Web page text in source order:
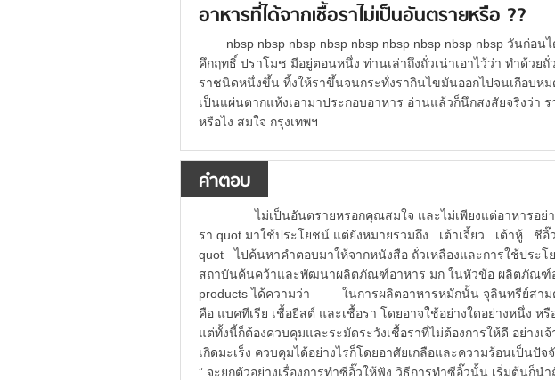
อาหารที่ได้จากเชื้อราไม่เป็นอันตรายหรือ ??
nbsp nbsp nbsp nbsp nbsp nbsp nbsp nbsp nbsp วันก่อ
คึกฤทธิ์ ปราโมช มีอยู่ตอนหนึ่ง ท่านเล่าถึงถั่วเน่าเอาไว้ว่า ทำด้วยถั่
ราชนิดหนึ่งขึ้น ทิ้งให้ราขึ้นจนกระทั่งรากินไขมันออกไปจนเกือบหม
เป็นแผ่นตากแห้งเอามาประกอบอาหาร อ่านแล้วก็นึกสงสัยจริงว่า
หรือไง สมใจ กรุงเทพฯ
คำตอบ
ไม่เป็นอันตรายหรอกคุณสมใจ และไม่เพียงแต่อาหารอย่าง
รา quot มาใช้ประโยชน์ แต่ยังหมายรวมถึง เต้าเจี้ยว เต้าหู้
quot ไปค้นหาคำตอบมาให้จากหนังสือ ถั่วเหลืองและการใช้ประ
สถาบันค้นคว้าและพัฒนาผลิตภัณฑ์อาหาร มก ในหัวข้อ ผลิตภัณฑ์
products ได้ความว่า ในการผลิตอาหารหมักนั้น จุลินทรีย์สาม
คือ แบคทีเรีย เชื้อยีสต์ และเชื้อรา โดยอาจใช้อย่างใดอย่างหนึ่ง
แต่ทั้งนี้ก็ต้องควบคุมและระมัดระวังเชื้อราที่ไม่ต้องการให้ดี อย่าง
เกิดมะเร็ง ควบคุมได้อย่างไรก็โดยอาศัยเกลือและความร้อนเ
” จะยกตัวอย่างเรื่องการทำซีอิ๊วให้ฟัง วิธีการทำซีอิ๊วนั้น เริ่มต้นก็น